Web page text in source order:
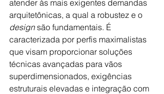
atender às mais exigentes demandas
arquitetônicas, a qual a robustez e o
design são fundamentais. É
caracterizada por perfis maximalistas
que visam proporcionar soluções
técnicas avançadas para vãos
superdimensionados, exigências
estruturais elevadas e integração com